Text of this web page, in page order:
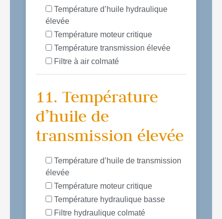
Température d’huile hydraulique
élevée
Température moteur critique
Température transmission élevée
Filtre à air colmaté
11. Température
d’huile de
transmission élevée
Température d’huile de transmission
élevée
Température moteur critique
Température hydraulique basse
Filtre hydraulique colmaté